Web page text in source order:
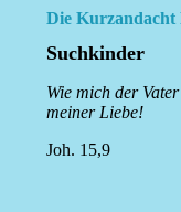
Die Kurzandacht
Suchkinder
Wie mich der
meiner Liebe!
Joh. 15,9